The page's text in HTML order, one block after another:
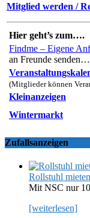
Mitglied werden /
Hier geht’s zum….
Findme – Eigene
an Freunde senden…
(Mitglieder können
Kleinanzeigen
Wintermarkt
Zufallsanzeigen
Rollstuhl mieten
Mit NSC nur
[weiterlesen]